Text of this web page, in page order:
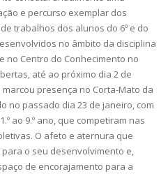
e percurso exemplar dos
trabalhos dos alunos do 6º e do
no âmbito da disciplina
no Centro do Conhecimento no
até ao próximo dia 2 de
marcou presença no Corta-Mato da
no passado dia 23 de janeiro, com
ao 9.º ano, que competiram nas
O afeto e aternura que
o seu desenvolvimento e,
de encorajamento para a